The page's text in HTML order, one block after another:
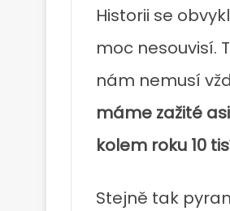
Historii se
moc nesouvisí.
nám nemusí
máme zažité
kolem roku 10
Stejně tak